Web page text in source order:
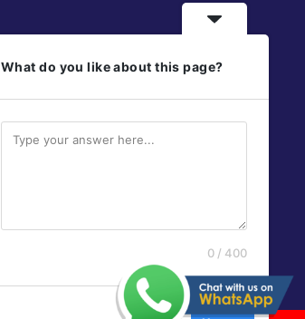
Follow Us
Jayaprint
What do you like about this page?
0 / 400